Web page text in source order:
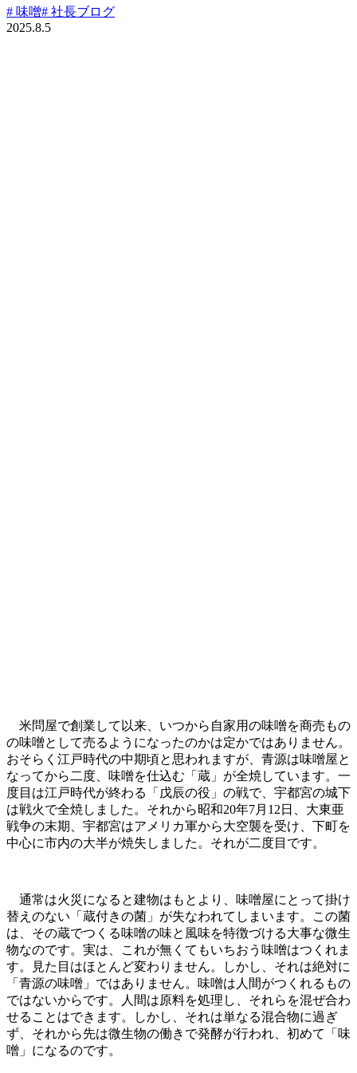
# 味噌# 社長ブログ
2025.8.5
米問屋で創業して以来、いつから自家用の味噌を商売もの
の味噌として売るようになったのかは定かではありません。
おそらく江戸時代の中期頃と思われますが、青源は味噌屋と
なってから二度、味噌を仕込む「蔵」が全焼しています。一
度目は江戸時代が終わる「戊辰の役」の戦で、宇都宮の城下
は戦火で全焼しました。それから昭和20年7月12日、大東亜
戦争の末期、宇都宮はアメリカ軍から大空襲を受け、下町を
中心に市内の大半が焼失しました。それが二度目です。
通常は火災になると建物はもとより、味噌屋にとって掛け
替えのない「蔵付きの菌」が失なわれてしまいます。この菌
は、その蔵でつくる味噌の味と風味を特徴づける大事な微生
物なのです。実は、これが無くてもいちおう味噌はつくれま
す。見た目はほとんど変わりません。しかし、それは絶対に
「青源の味噌」ではありません。味噌は人間がつくれるもの
ではないからです。人間は原料を処理し、それらを混ぜ合わ
せることはできます。しかし、それは単なる混合物に過ぎ
ず、それから先は微生物の働きで発酵が行われ、初めて「味
噌」になるのです。